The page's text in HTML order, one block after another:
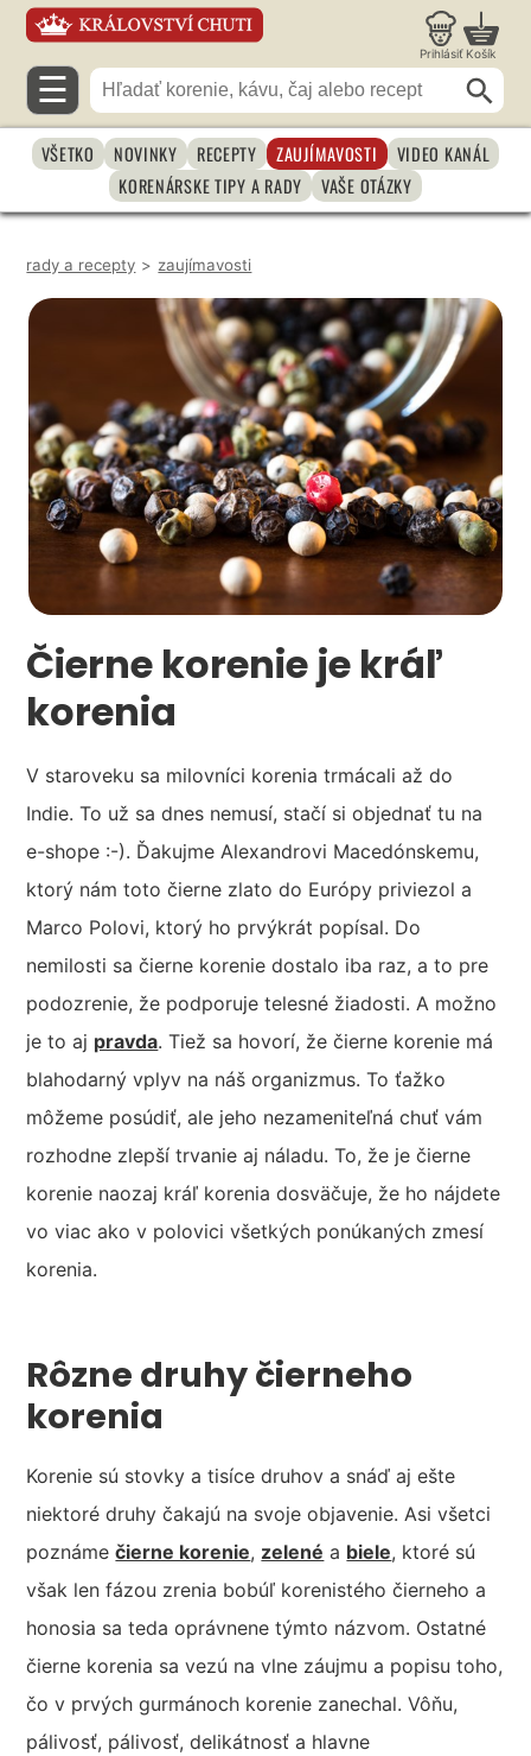
Prihlásiť Košík
☰
VŠETKO NOVINKY RECEPTY ZAUJÍMAVOSTI
VIDEO KANÁL
KORENÁRSKE TIPY A RADY
VAŠE OTÁZKY
rady a recepty > zaujímavosti
Čierne korenie je kráľ
korenia
V staroveku sa milovníci korenia trmácali až do
Indie. To už sa dnes nemusí, stačí si objednať tu na
e-shope :-). Ďakujme Alexandrovi Macedónskemu,
ktorý nám toto čierne zlato do Európy priviezol a
Marco Polovi, ktorý ho prvýkrát popísal. Do
nemilosti sa čierne korenie dostalo iba raz, a to pre
podozrenie, že podporuje telesné žiadosti. A možno
je to aj pravda. Tiež sa hovorí, že čierne korenie má
blahodarný vplyv na náš organizmus. To ťažko
môžeme posúdiť, ale jeho nezameniteľná chuť vám
rozhodne zlepší trvanie aj náladu. To, že je čierne
korenie naozaj kráľ korenia dosväčuje, že ho nájdete
vo viac ako v polovici všetkých ponúkaných zmesí
korenia.
Rôzne druhy čierneho
korenia
Korenie sú stovky a tisíce druhov a snáď aj ešte
niektoré druhy čakajú na svoje objavenie. Asi všetci
poznámečierne korenie, zelené a biele, ktoré sú
však len fázou zrenia bobúľ korenistého čierneho a
honosia sa teda oprávnene týmto názvom. Ostatné
čierne korenia sa vezú na vlne záujmu a popisu toho,
čo v prvých gurmánoch korenie zanechal. Vôňu,
pálivosť, pálivosť, delikátnosť a hlavne